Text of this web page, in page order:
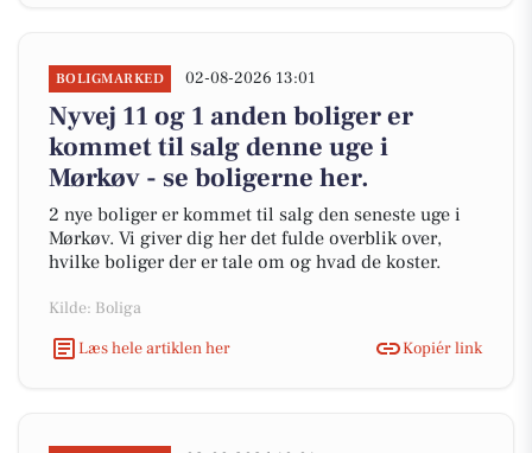
BOLIGMARKED 02-08-2026 13:01
Nyvej 11 og 1 anden boliger er
kommet til salg denne uge i
Mørkøv - se boligerne her.
2 nye boliger er kommet til salg den seneste uge i
Mørkøv. Vi giver dig her det fulde overblik over,
hvilke boliger der er tale om og hvad de koster.
Kilde: Boliga
Læs hele artiklen her
Kopiér link